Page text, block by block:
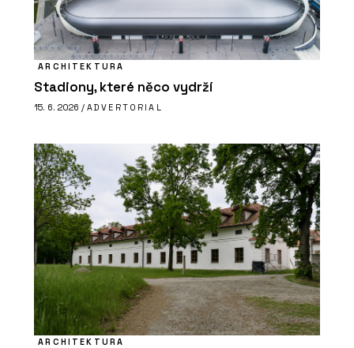
ARCHITEKTURA
Stadiony, které něco vydrží
15. 6. 2026 / ADVERTORIAL
ARCHITEKTURA